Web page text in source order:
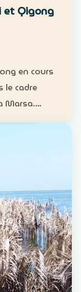
et Qigong
en cours
le cadre
Marsa.
: une